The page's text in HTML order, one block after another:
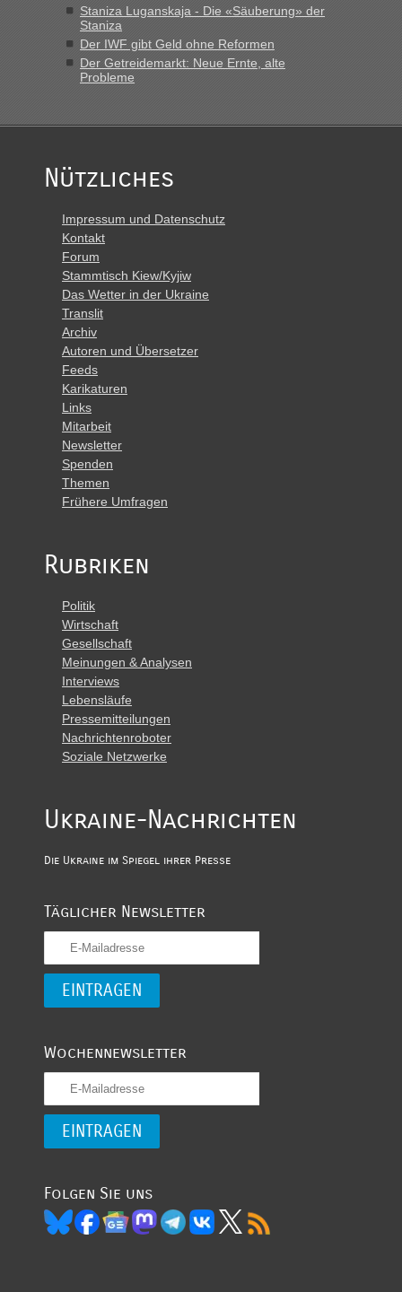
Staniza Luganskaja - Die «Säuberung» der
Staniza
Der IWF gibt Geld ohne Reformen
Der Getreidemarkt: Neue Ernte, alte
Probleme
Nützliches
Impressum und Datenschutz
Kontakt
Forum
Stammtisch Kiew/Kyjiw
Das Wetter in der Ukraine
Translit
Archiv
Autoren und Übersetzer
Feeds
Karikaturen
Links
Mitarbeit
Newsletter
Spenden
Themen
Frühere Umfragen
Rubriken
Politik
Wirtschaft
Gesellschaft
Meinungen & Analysen
Interviews
Lebensläufe
Pressemitteilungen
Nachrichtenroboter
Soziale Netzwerke
Ukraine-Nachrichten
Die Ukraine im Spiegel ihrer Presse
Täglicher Newsletter
Wochennewsletter
Folgen Sie uns